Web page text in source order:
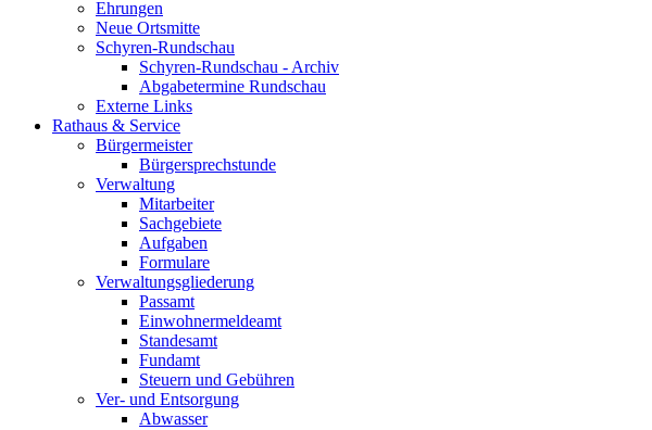
Ehrungen
Neue Ortsmitte
Schyren-Rundschau
Schyren-Rundschau - Archiv
Abgabetermine Rundschau
Externe Links
Rathaus & Service
Bürgermeister
Bürgersprechstunde
Verwaltung
Mitarbeiter
Sachgebiete
Aufgaben
Formulare
Verwaltungsgliederung
Passamt
Einwohnermeldeamt
Standesamt
Fundamt
Steuern und Gebühren
Ver- und Entsorgung
Abwasser